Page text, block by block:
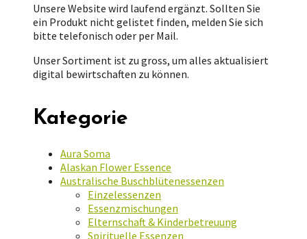
Unsere Website wird laufend ergänzt. Sollten Sie
ein Produkt nicht gelistet finden, melden Sie sich
bitte telefonisch oder per Mail.
Unser Sortiment ist zu gross, um alles aktualisiert
digital bewirtschaften zu können.
Kategorie
Aura Soma
Alaskan Flower Essence
Australische Buschblütenessenzen
Einzelessenzen
Essenzmischungen
Elternschaft & Kinderbetreuung
Spirituelle Essenzen